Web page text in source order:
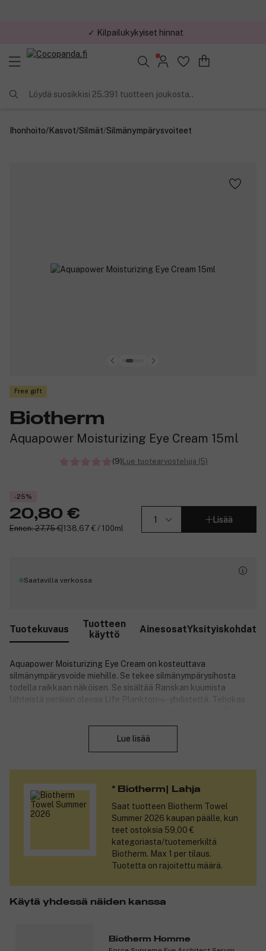
✓ Kilpailukykyiset hinnat
Löydä suosikkisi 25.391 tuotteen joukosta..
Ihonhoito/Kasvot/Silmät/Silmänympärysvoiteet
Free gift
Biotherm
Aquapower Moisturizing Eye Cream 15ml
(9)Lue tuotearvosteluja (5)
-25%
20,80 €
Ennen: 27,75 € 138,67 € / 100ml
Lisää
Saatavilla verkossa
Tuotekuvaus
Tuotteen
käyttö
AinesosatYksityiskohdat
Aquapower Moisturizing Eye Cream on kosteuttava
silmänympärysvoide miehille. Se tekee silmänympärysihosta
todella raikkaan näköisen. Se sisältää Ranskan kuumista
lähteistä peräisin olevaa Life Plankton™ -yhdistettä. Tehokas
3102731
Lue lisää
* Biotherm| Lahja
Saat tuotteen Biotherm Towel
Summer 2026 kaupan päälle, kun
teet ostoksia 59,00 €
kategoriasta/tuotemerkiltä
Biotherm. Max 1 per tilaus.
Tuotetta on rajoitettu määrä.
Käytä yhdessä näiden kanssa
Biotherm Homme